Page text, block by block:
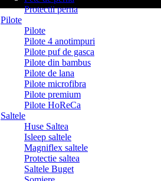
Protectii perna
Pilote
Pilote
Pilote 4 anotimpuri
Pilote puf de gasca
Pilote din bambus
Pilote de lana
Pilote microfibra
Pilote premium
Pilote HoReCa
Saltele
Huse Saltea
Isleep saltele
Magniflex saltele
Protectie saltea
Saltele Buget